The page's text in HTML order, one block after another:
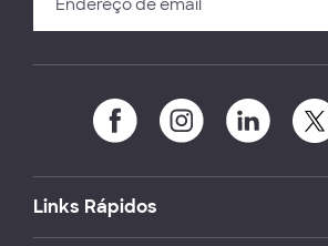
Links Rápidos